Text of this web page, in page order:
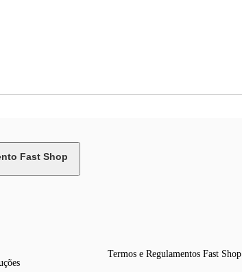
Fast Shop
Termos e Regulamentos Fast Shop